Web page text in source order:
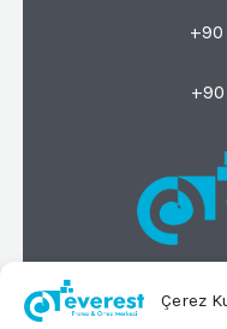
Çerez
+90
© 2026